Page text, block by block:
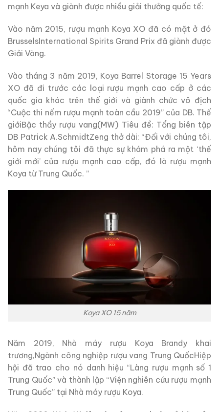
mạnh Keya và giành được nhiều giải thưởng quốc tế:
Vào năm 2015, rượu mạnh Koya XO đã có mặt ở đó
BrusselsInternational Spirits Grand Prix đã giành được
Giải Vàng.
Vào tháng 3 năm 2019, Koya Barrel Storage 15 Years
XO đã đi trước các loại rượu mạnh cao cấp ở các
quốc gia khác trên thế giới và giành chức vô địch
“Cuộc thi nếm rượu mạnh toàn cầu 2019” của DB. Thế
giớiBậc thầy rượu vang(MW) Tiêu đề: Tổng biên tập
DB Patrick A.SchmidtZeng thở dài: “Đối với chúng tôi,
hôm nay chúng tôi đã thực sự khám phá ra một ‘thế
giới mới’ của rượu mạnh cao cấp, đó là rượu mạnh
Koya từ Trung Quốc. ”
Koya XO 15 năm
Năm 2019, Nhà máy rượu Koya Brandy khai
trương,Ngành công nghiệp rượu vang Trung QuốcHiệp
hội đã trao cho nó danh hiệu “Làng rượu mạnh số 1
Trung Quốc” và thành lập “Viện nghiên cứu rượu mạnh
Trung Quốc” tại Nhà máy rượu Koya.